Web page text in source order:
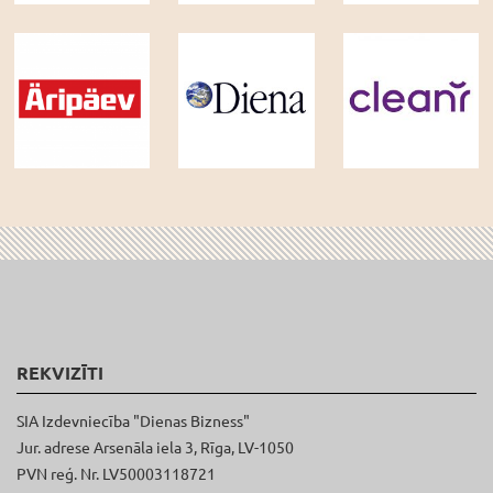
REKVIZĪTI
SIA Izdevniecība "Dienas Bizness"
Jur. adrese Arsenāla iela 3, Rīga, LV-1050
PVN reģ. Nr. LV50003118721